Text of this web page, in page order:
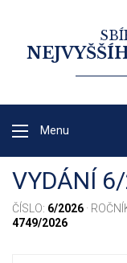
Menu
VYDÁNÍ
ČÍSLO: 6/2026 ·
4749/2026